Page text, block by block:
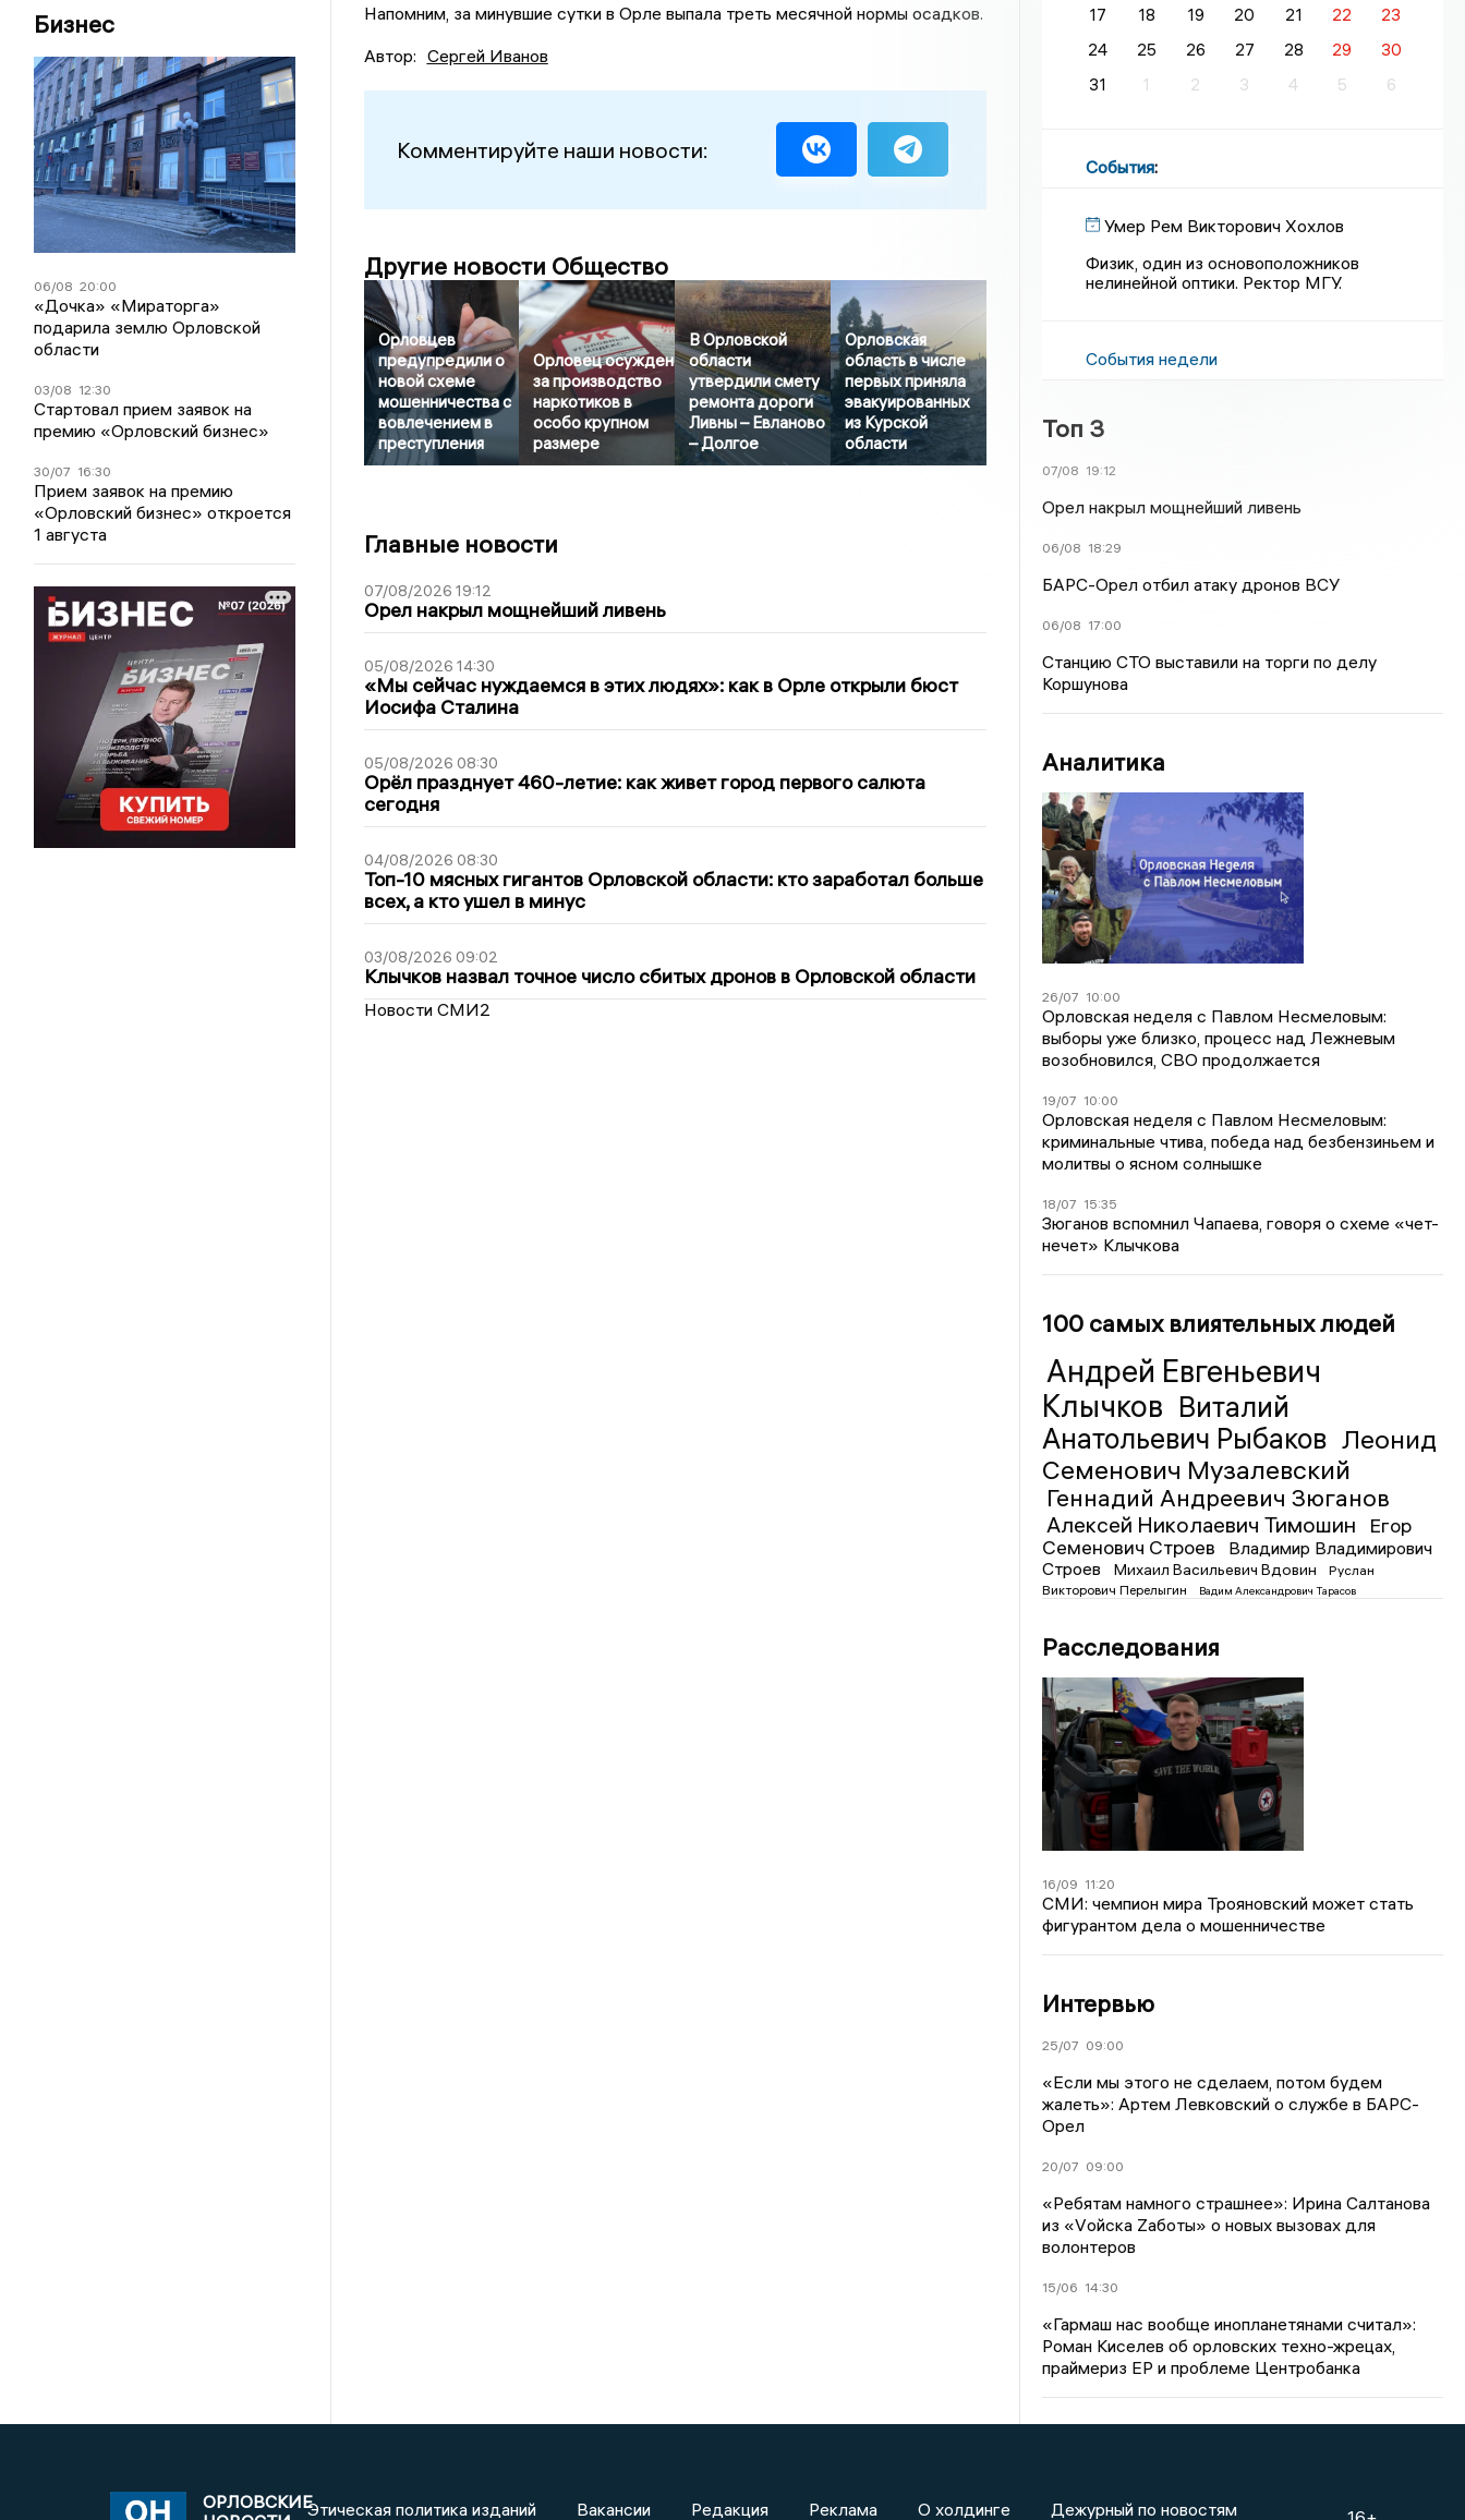
Бизнес
06/08 20:00
«Дочка» «Мираторга»
подарила землю Орловской
области
03/08 12:30
Стартовал прием заявок на
премию «Орловский бизнес»
30/07 16:30
Прием заявок на премию
«Орловский бизнес» откроется
1 августа
Напомним, за минувшие сутки в Орле выпала треть месячной нормы осадков.
Автор: Сергей Иванов
Комментируйте наши новости:
Другие новости Общество
Орловцев
предупредили о
новой схеме
мошенничества с
вовлечением в
преступления
Орловец осужден
за производство
наркотиков в
особо крупном
размере
В Орловской
области
утвердили смету
ремонта дороги
Ливны – Евланово
– Долгое
Орловская
область в числе
первых приняла
эвакуированных
из Курской
области
Главные новости
07/08/2026 19:12
Орел накрыл мощнейший ливень
05/08/2026 14:30
«Мы сейчас нуждаемся в этих людях»: как в Орле открыли бюст
Иосифа Сталина
05/08/2026 08:30
Орёл празднует 460-летие: как живет город первого салюта
сегодня
04/08/2026 08:30
Топ-10 мясных гигантов Орловской области: кто заработал больше
всех, а кто ушел в минус
03/08/2026 09:02
Клычков назвал точное число сбитых дронов в Орловской области
Новости СМИ2
17
18 19 20 21 22
23
24
25 26 27 28 29
30
31
1 2 3 4 5 6
События:
Умер Рем Викторович Хохлов
Физик, один из основоположников
нелинейной оптики. Ректор МГУ.
События недели
Топ 3
07/08 19:12
Орел накрыл мощнейший ливень
06/08 18:29
БАРС-Орел отбил атаку дронов ВСУ
06/08 17:00
Станцию СТО выставили на торги по делу
Коршунова
Аналитика
26/07 10:00
Орловская неделя с Павлом Несмеловым:
выборы уже близко, процесс над Лежневым
возобновился, СВО продолжается
19/07 10:00
Орловская неделя с Павлом Несмеловым:
криминальные чтива, победа над безбензиньем и
молитвы о ясном солнышке
18/07 15:35
Зюганов вспомнил Чапаева, говоря о схеме «чет-
нечет» Клычкова
100 самых влиятельных людей
Андрей Евгеньевич
Клычков Виталий
Анатольевич Рыбаков Леонид
Семенович Музалевский
Геннадий Андреевич Зюганов
Алексей Николаевич Тимошин
Егор
Семенович Строев
Владимир Владимирович
Строев
Михаил Васильевич Вдовин
Руслан
Викторович Перелыгин
Вадим Александрович Тарасов
Расследования
16/09 11:20
СМИ: чемпион мира Трояновский может стать
фигурантом дела о мошенничестве
Интервью
25/07 09:00
«Если мы этого не сделаем, потом будем
жалеть»: Артем Левковский о службе в БАРС-
Орел
20/07 09:00
«Ребятам намного страшнее»: Ирина Салтанова
из «Vойска Zаботы» о новых вызовах для
волонтеров
15/06 14:30
«Гармаш нас вообще инопланетянами считал»:
Роман Киселев об орловских техно-жрецах,
праймериз ЕР и проблеме Центробанка
ОРЛОВСКИЕЭтическая политика изданий Вакансии Редакция Реклама О холдинге Дежурный по новостям